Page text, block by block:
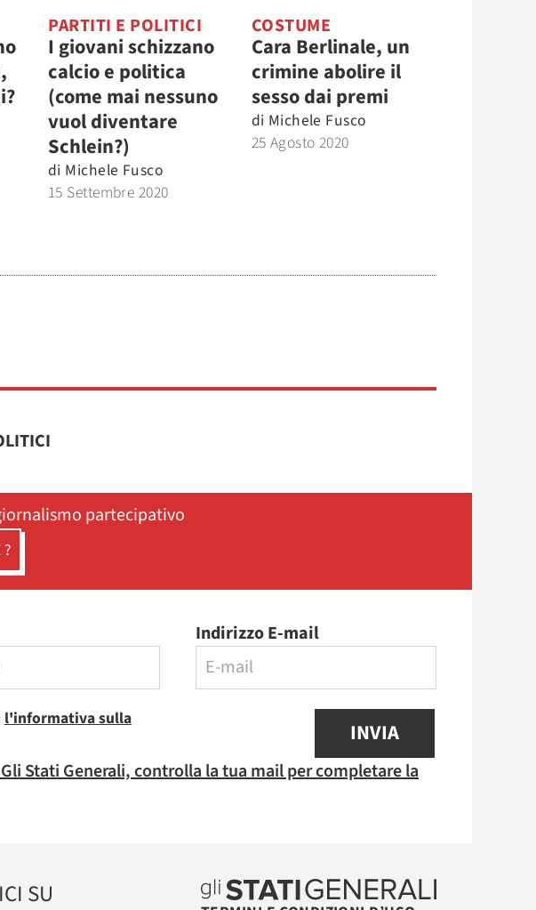
PARTITI E POLITICI
I giovani schizzano
calcio e politica
(come mai nessuno
vuol diventare
Schlein?)
di Michele Fusco
15 Settembre 2020
COSTUME
Cara Berlinale, un
crimine abolire il
sesso dai premi
di Michele Fusco
25 Agosto 2020
partecipativo
Indirizzo E-mail
l'informativa sulla
INVIA
Stati Generali, controlla la tua mail per completare la
SU